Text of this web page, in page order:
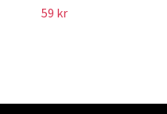
59 kr